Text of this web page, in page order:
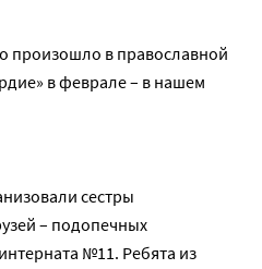
произошло в православной
в феврале – в нашем
сестры
– подопечных
№11. Ребята из